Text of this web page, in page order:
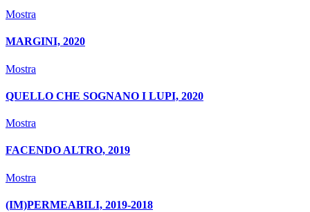
Mostra
MARGINI, 2020
Mostra
QUELLO CHE SOGNANO I LUPI, 2020
Mostra
FACENDO ALTRO, 2019
Mostra
(IM)PERMEABILI, 2019-2018